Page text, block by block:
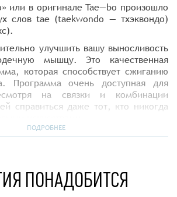
или в оригинале Tae—bo произошло
слов tae (taekwondo — тхэквондо)
улучшить вашу выносливость
мышцу. Это качественная
которая способствует сжиганию
Программа очень доступная для
на связки и комбинации
справиться даже тот, кто никогда
бо улучшат растяжку, а также
ПОДРОБНЕЕ
ПОНАДОБИТСЯ